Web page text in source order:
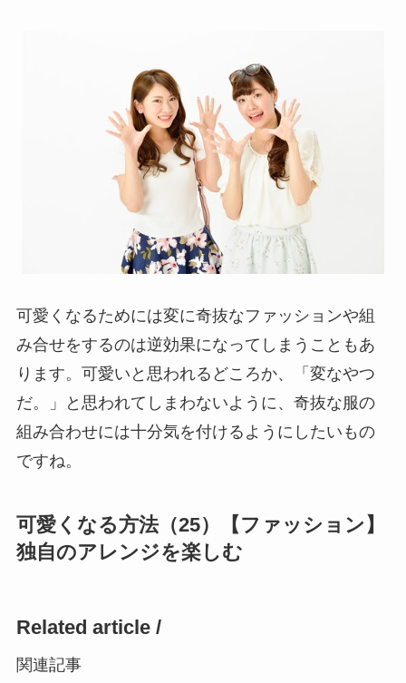
可愛くなるためには変に奇抜なファッションや組
み合せをするのは逆効果になってしまうこともあ
ります。可愛いと思われるどころか、「変なやつ
だ。」と思われてしまわないように、奇抜な服の
組み合わせには十分気を付けるようにしたいもの
ですね。
可愛くなる方法（25）【ファッション】
独自のアレンジを楽しむ
Related article /
関連記事